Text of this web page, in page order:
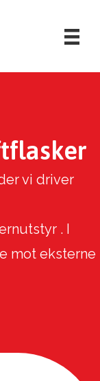
vi driver
. I
mot eksterne